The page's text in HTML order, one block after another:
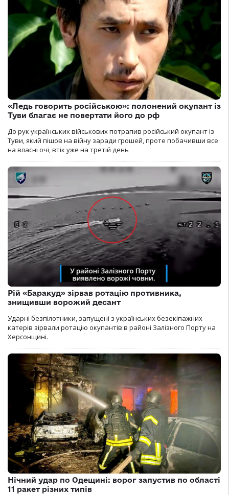
«Ледь говорить російською»: полонений окупант із
Туви благає не повертати його до рф
До рук українських військових потрапив російський окупант із
Туви, який пішов на війну заради грошей, проте побачивши все
на власні очі, втік уже на третій день
Рій «Баракуд» зірвав ротацію противника,
знищивши ворожий десант
Ударні безпілотники, запущені з українських безекіпажних
катерів зірвали ротацію окупантів в районі Залізного Порту на
Херсонщині.
Нічний удар по Одещині: ворог запустив по області
11 ракет різних типів